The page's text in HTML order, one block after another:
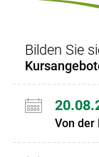
Bilden Sie
Von der